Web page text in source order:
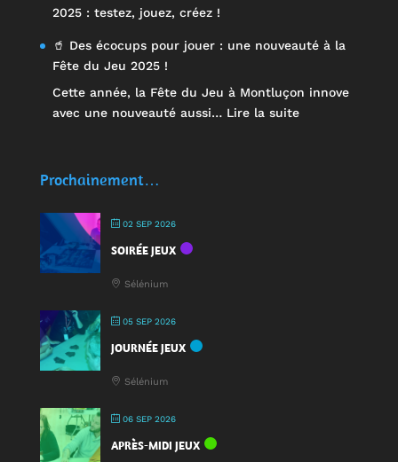
2025 : testez, jouez, créez !
🥤 Des écocups pour jouer : une nouveauté à la
Fête du Jeu 2025 !
Cette année, la Fête du Jeu à Montluçon innove
avec une nouveauté aussi… Lire la suite:
Prochainement…
02 SEP 2026
SOIRÉE JEUX
Sélénium
05 SEP 2026
JOURNÉE JEUX
Sélénium
06 SEP 2026
APRÈS-MIDI JEUX